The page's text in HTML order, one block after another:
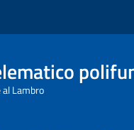
al Lambro